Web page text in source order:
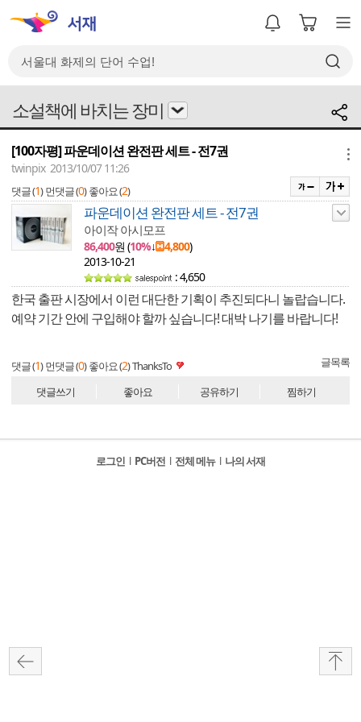
소설책에 바치는 장미
[100자평] 파운데이션 완전판 세트 - 전7권
twinpix 2013/10/07 11:26
댓글 (1) 먼댓글 (0) 좋아요 (2)
파운데이션 완전판 세트 - 전7권
아이작 아시모프
86,400원 (10%↓ 4,800)
2013-10-21
: 4,650
한국 출판 시장에서 이런 대단한 기획이 추진되다니 놀랍습니다.
예약 기간 안에 구입해야 할까 싶습니다! 대박 나기를 바랍니다!
댓글 (1) 먼댓글 (0) 좋아요 (2)ThanksTo 글목록
댓글쓰기 좋아요 공유하기 찜하기
로그인 l PC버전 l 전체 메뉴 l 나의 서재